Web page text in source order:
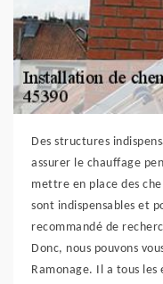
Des structures
assurer le chauffage
mettre en place des
sont indispensables et
recommandé de
Donc, nous pouvons
Ramonage. Il a tous